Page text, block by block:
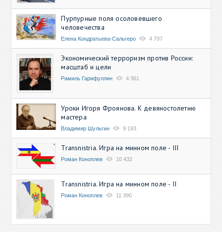
Пурпурные поля осоловевшего
человечества
Елена Кондратьева-Сальгеро 4 797
Экономический терроризм против России:
масштаб и цели
Рамиль Гарифуллин 4 361
Уроки Игоря Фроянова. К девяностолетию
мастера
Владимир Шульгин 9 193
Transnistria. Игра на минном поле - III
Роман Коноплев 10 432
Transnistria. Игра на минном поле - II
Роман Коноплев 11 390